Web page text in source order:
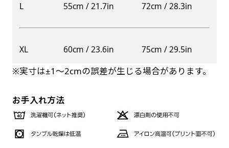
L 55cm / 21.7in 72cm / 28.3in
XL 60cm / 23.6in 75cm / 29.5in
※実寸は±1〜2cmの誤差が生じる場合があります。
お手入れ方法
お好みのサイズで縦幕・横幕の作成が可能です。
あんな場所こんな場所お好みのサイズでお好みの
幕の製作をお楽しみください
けて疑似的にのれんのような幕をつくります。お
レギュラーのれんスリムは横幕の上部にチチを5
か所つけて疑似的にのれんのような幕をつくりま
る場所でのぼり旗を使用する際に推奨されてい
ます。防炎加工によってのぼり旗が炎に触れても
燃えにくくなります。（燃えるというより溶け
るに近くなるイメージ）一般的な方法は、旗の
素材に特殊な化学薬品を使用して延焼を抑えま